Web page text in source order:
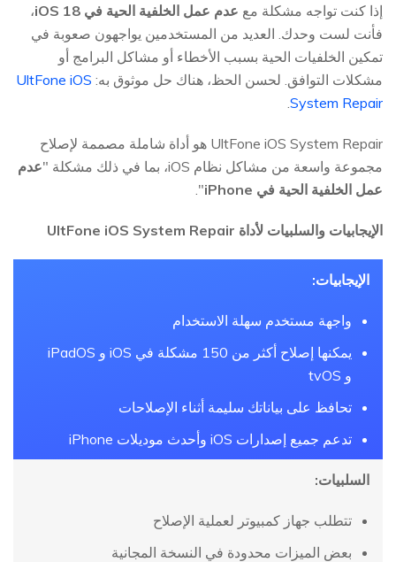
إذا كنت تواجه مشكلة مع عدم عمل الخلفية الحية في iOS 18
،
فأنت لست وحدك. العديد من المستخدمين يواجهون صعوبة في
تمكين الخلفيات الحية بسبب الأخطاء أو مشاكل البرامج أو
مشكلات التوافق. لحسن الحظ، هناك حل موثوق به: UltFone iOS
System Repair
UltFone iOS System Repair هو أداة شاملة مصممة لإصلاح
مجموعة واسعة من مشاكل نظام iOS، بما في ذلك مشكلة "
عدم
عمل الخلفية الحية في iPhone
".
الإيجابيات والسلبيات لأداة UltFone iOS System Repair
الإيجابيات:
واجهة مستخدم سهلة الاستخدام
يمكنها إصلاح أكثر من 150 مشكلة في iOS و iPadOS
و tvOS
تحافظ على بياناتك سليمة أثناء الإصلاحات
تدعم جميع إصدارات iOS وأحدث موديلات iPhone
السلبيات:
تتطلب جهاز كمبيوتر لعملية الإصلاح
بعض الميزات محدودة في النسخة المجانية